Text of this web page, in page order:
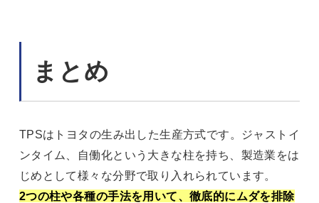
まとめ
TPSはトヨタの生み出した生産方式です。ジャストイ
ンタイム、自働化という大きな柱を持ち、製造業をは
じめとして様々な分野で取り入れられています。
2つの柱や各種の手法を用いて、徹底的にムダを排除